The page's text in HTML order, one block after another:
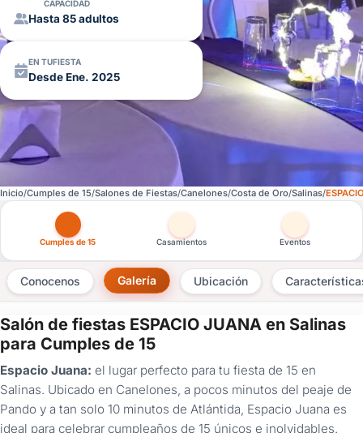
CAPACIDAD
Hasta 85 adultos
EN TUFIESTA
Desde Ene. 2025
Inicio Cumples de 15 Salones de Fiestas Canelones Costa de Oro Salinas
Otras versiones de esta ficha por tipo de festejo
Cumples de 15 Casamientos Eventos
Conocenos Galería Ubicación
Salón de fiestas ESPACIO JUANA en Salinas
para Cumples de 15
Espacio Juana: el lugar perfecto para tu fiesta de 15 en
Salinas. Ubicado en Canelones, a pocos minutos del peaje de
Pando y a tan solo 10 minutos de Atlántida, Espacio Juana es
ideal para celebrar cumpleaños de 15 únicos e inolvidables.
×
Consultar
¿Ya
tenés
cuenta?